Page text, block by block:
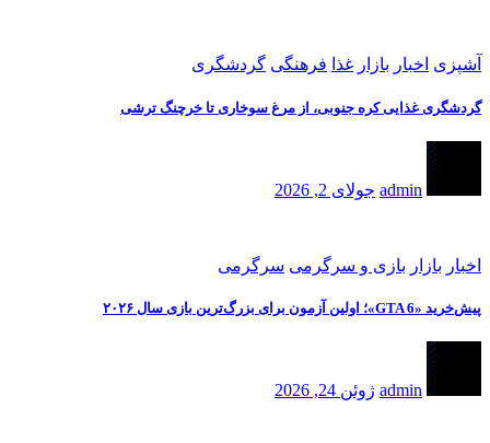
آشپزی اخبار بازار غذا فرهنگی گردشگری
گردشگری غذایی کره جنوبی، از مرغ سوخاری تا خرچنگ ترشی
admin جولای 2, 2026
اخبار بازار بازی و سرگرمی سرگرمی
پیش‌خرید «GTA 6»؛ اولین آزمون برای بزرگ‌ترین بازی سال ۲۰۲۶
admin ژوئن 24, 2026